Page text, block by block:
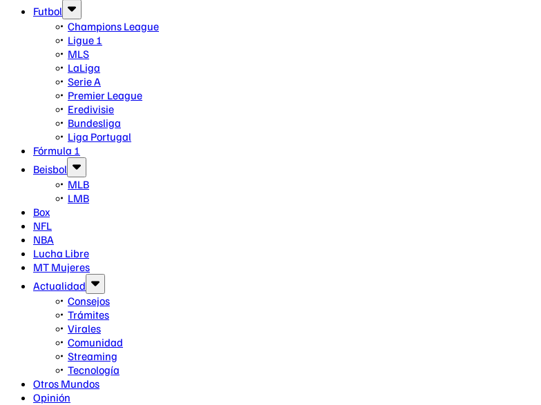
Futbol
Champions League
Ligue 1
MLS
LaLiga
Serie A
Premier League
Eredivisie
Bundesliga
Liga Portugal
Fórmula 1
Beisbol
MLB
LMB
Box
NFL
NBA
Lucha Libre
MT Mujeres
Actualidad
Consejos
Trámites
Virales
Comunidad
Streaming
Tecnología
Otros Mundos
Opinión